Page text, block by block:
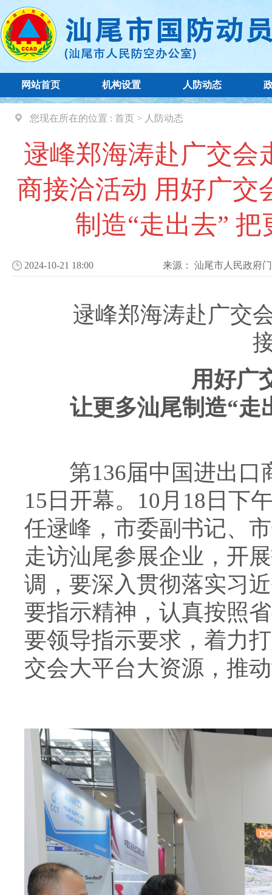
网站首页 机构设置 人防动态
您现在所在的位置 : 首页 > 人防动态
逯峰郑海涛赴广交会
商接洽活动 用好广交
制造“走出去”
2024-10-21 18:00 来源： 汕尾市人民政府
逯峰郑海涛赴广交会
用好广交
让更多汕尾制造“走
第136届中国进出口
15日开幕。10月18日下
任逯峰，市委副书记、
走访汕尾参展企业，开
调，要深入贯彻落实习
要指示精神，认真按照
要领导指示要求，着力
交会大平台大资源，推